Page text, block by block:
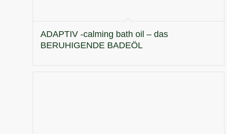
ADAPTIV -calming bath oil – das
BERUHIGENDE BADEÖL